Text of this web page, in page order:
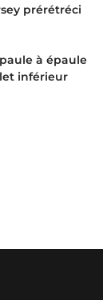
prérétréci
à épaule
inférieur